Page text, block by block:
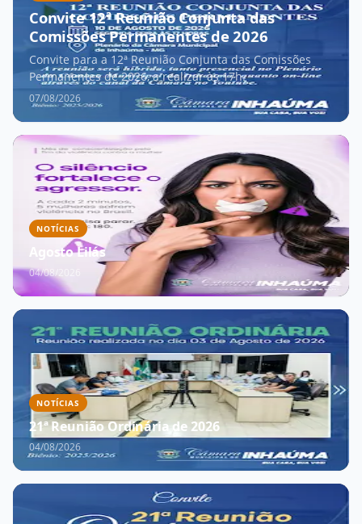
Convite 12ª Reunião Conjunta das
Comissões Permanentes de 2026
Convite para a 12ª Reunião Conjunta das Comissões
Permanentes de 2026, a realizar às 17h.
07/08/2026
NOTÍCIAS
Agosto Lilás
04/08/2026
NOTÍCIAS
21ª Reunião Ordinária de 2026
04/08/2026